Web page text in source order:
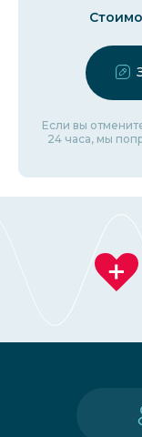
Если вы
24 часа, мы